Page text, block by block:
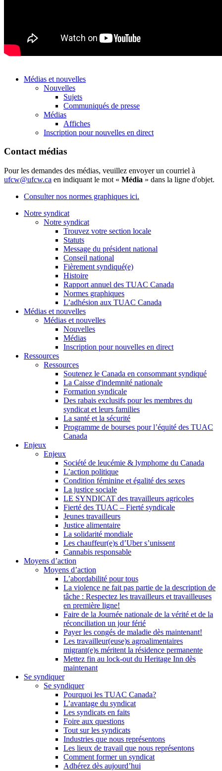
Médias et nouvelles
Nouvelles
Sujets
Communiqués de presse
Médias
Affiches
Inscription pour nouvelles en direct
Contact médias
Pour les demandes des médias, veuillez envoyer un courriel à
ufcw@ufcw.ca en indiquant le mot « Média » dans la ligne d'objet.
Consulter nos normes graphiques ici.
Notre syndicat
Notre syndicat
Trouvez votre section locale
Statuts
Message du président national
Conseil national
Fièrement syndiqué(e)
Histoire
Rapport annuel des TUAC Canada
Normes graphiques
L’adhésion aux TUAC Canada
Médias et nouvelles
Médias et nouvelles
Nouvelles
Médias
Inscription pour nouvelles en direct
Ressources
Ressources
Soutenez le Canada en consommant syndiqué
La Caisse d'indemnité nationale
Formation syndicale
Des rabais exclusifs pour les membres du
syndicat et leurs families
La santé et la sécurité
Programme de bourses pour l’équité des TUAC
Canada
Enjeux
Enjeux
Société de leucémie & lymphome du Canada
L’action politique
Condition féminine et égalité des sexes
La justice sociale
LE SYNDICAT des travailleurs agricoles
Fierté des TUAC – Fierté syndicale
Jeunes travailleurs
Justice alimentaire
La solidarité mondiale
Les chauffeur(e)s d’Uber s’unissent
Cannabis responsable
Moyens d’action
Moyens d’action
L’abordabilité pour tous
La violence ne fait pas partie de la description de
tâche : Respectez les travailleurs et travailleuses
en première ligne!
Faire de la Journée nationale de la vérité et de la
réconciliation un jour férié
Payer les congés de maladie dès maintenant!
Les travailleur(euse)s agroalimentaires
migrant(e)s méritent la résidence permanente
Mettez fin au lock-out du Heritage Inn dès
maintenant
Se syndiquer
Se syndiquer
Pourquoi les TUAC Canada?
L’avantage du syndicat
Les syndicats en faits
Foire aux questions
Tout sur les syndicats
Industries que nous représentons
Les lieux de travail que nous représentons
Comment former un syndicat
Adhérez dès aujourd’hui